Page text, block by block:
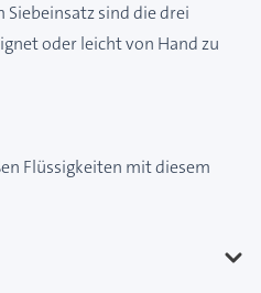
sind die drei
oder leicht von Hand zu
Flüssigkeiten mit diesem